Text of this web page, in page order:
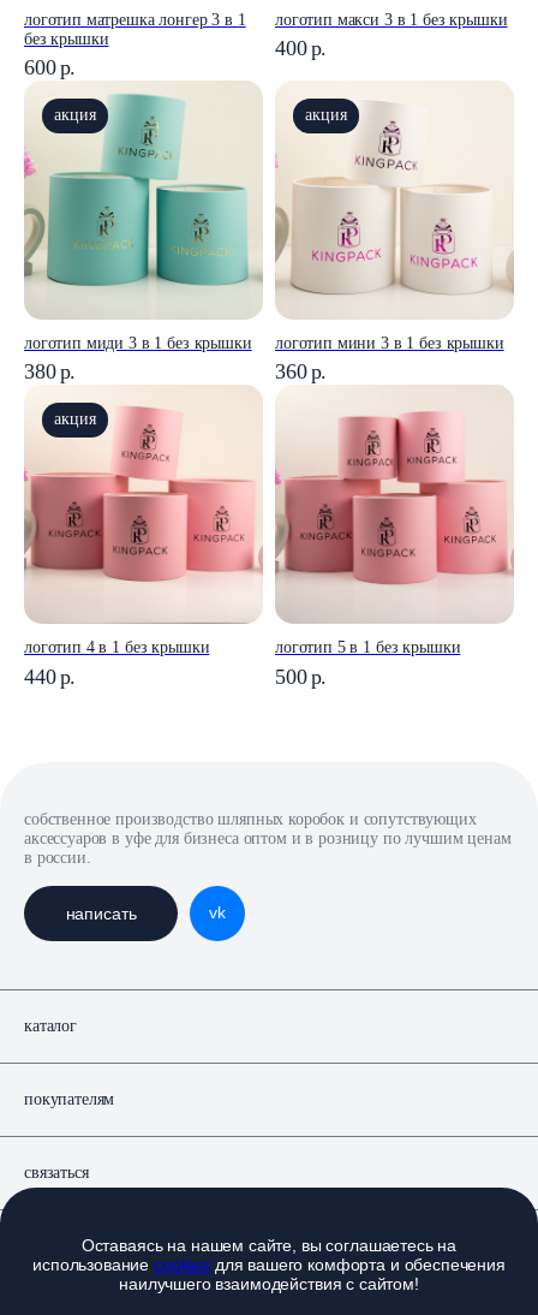
логотип матрешка лонгер 3 в 1
без крышки
600р.
логотип макси 3 в 1 без крышки
400р.
акция
логотип миди 3 в 1 без крышки
380р.
акция
логотип мини 3 в 1 без крышки
360р.
акция
логотип 4 в 1 без крышки
440р.
логотип 5 в 1 без крышки
500р.
Оставаясь на нашем сайте, вы соглашаетесь на
использованиеcookiesдля вашего комфорта и обеспечения
наилучшего взаимодействия с сайтом!
собственное производство шляпных коробок и сопутствующих
аксессуаров в уфе для бизнеса оптом и в розницу по лучшим ценам
в россии.
vk
написать
каталог
покупателям
связаться
документы